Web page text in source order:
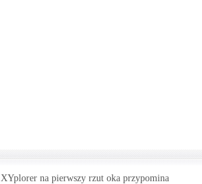
XYplorer na pierwszy rzut oka przypomina